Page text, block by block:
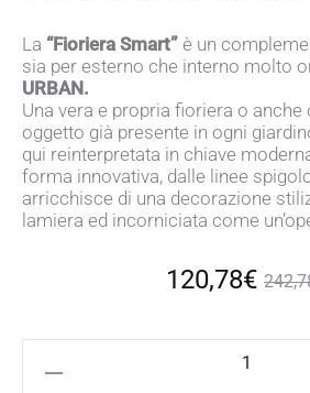
La “Fioriera Smart” è un
sia per esterno che interno molto
URBAN.
Una vera e propria fioriera o anche
oggetto già presente in ogni
qui reinterpretata in chiave
forma innovativa, dalle linee
arricchisce di una decorazione
lamiera ed incorniciata come
Il
prezzo
120,78€
prezzo